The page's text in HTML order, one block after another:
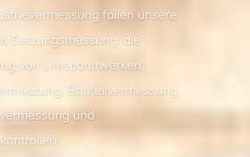
fallen unsere
Setzungsmessung, die
von Umspannwerken,
Bauteilvermessung,
und